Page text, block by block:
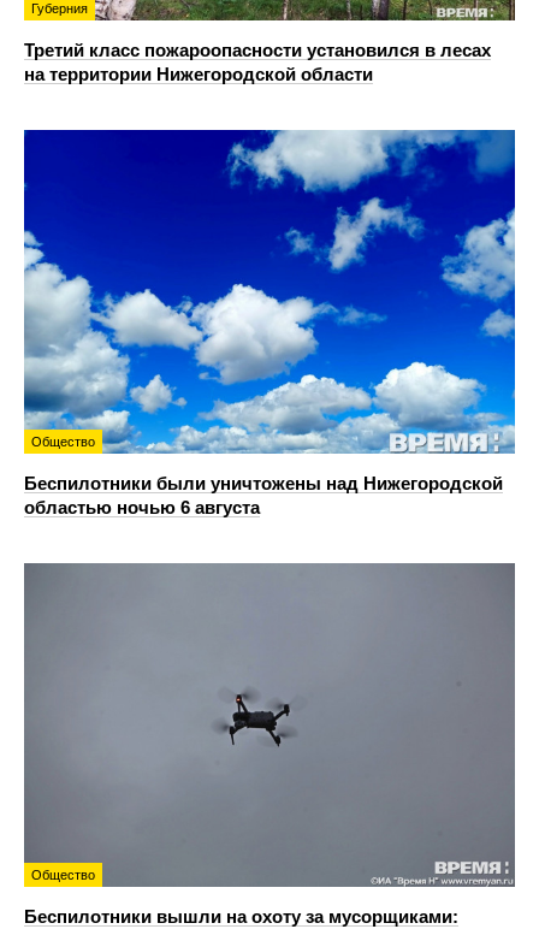
Губерния
Третий класс пожароопасности установился в лесах
на территории Нижегородской области
Общество
Беспилотники были уничтожены над Нижегородской
областью ночью 6 августа
Общество
Беспилотники вышли на охоту за мусорщиками: